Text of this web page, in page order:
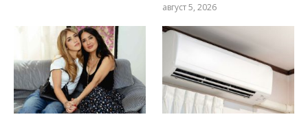
август 5, 2026